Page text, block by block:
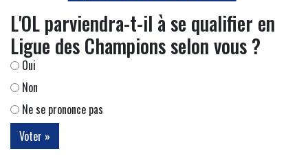
L'OL parviendra-t-il à se qualifier en
Ligue des Champions selon vous ?
Oui
Non
Ne se prononce pas